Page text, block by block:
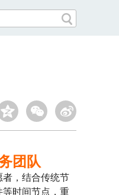
团队
者，结合传统节
等时间节点，重